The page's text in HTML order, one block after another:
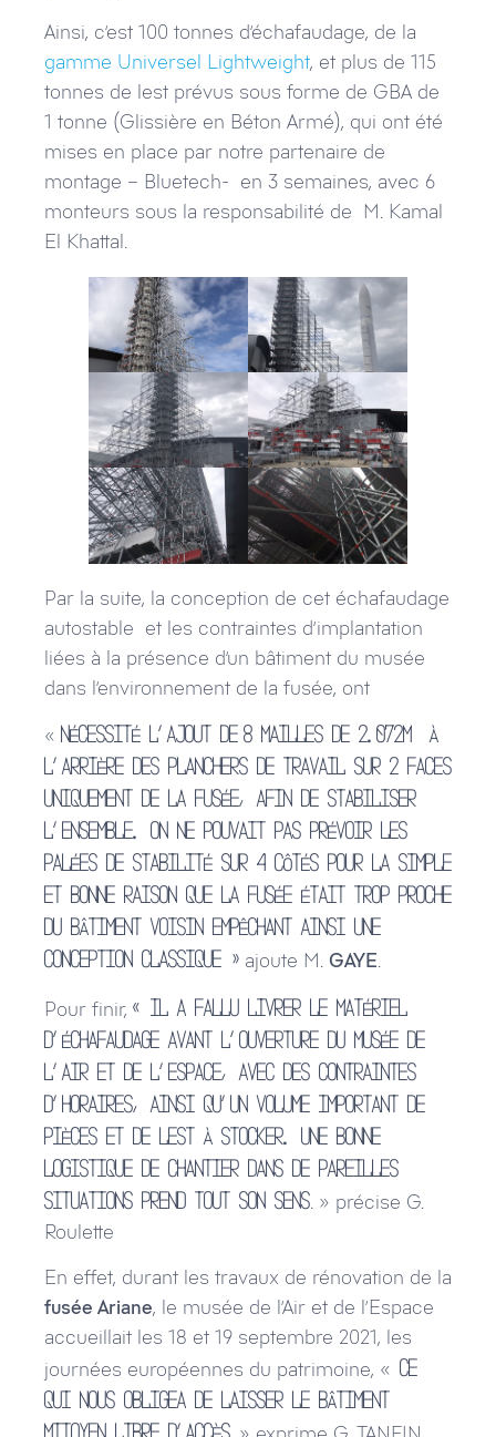
Ainsi, c’est 100 tonnes d’échafaudage, de la
gamme Universel Lightweight, et plus de 115
tonnes de lest prévus sous forme de GBA de
1 tonne (Glissière en Béton Armé), qui ont été
mises en place par notre partenaire de
montage – Bluetech- en 3 semaines, avec 6
monteurs sous la responsabilité de M. Kamal
El Khattal.
Par la suite, la conception de cet échafaudage
autostable et les contraintes d’implantation
liées à la présence d’un bâtiment du musée
dans l’environnement de la fusée, ont
« nécessité l’ajout de 8 mailles de 2.072m à
l’arrière des planchers de travail sur 2 faces
uniquement de la fusée, afin de stabiliser
l’ensemble. On ne pouvait pas prévoir les
palées de stabilité sur 4 côtés pour la simple
et bonne raison que la fusée était trop proche
du bâtiment voisin empêchant ainsi une
conception classique » ajoute M. GAYE.
Pour finir, « il a fallu livrer le matériel
d’échafaudage avant l’ouverture du musée de
l’Air et de l’Espace, avec des contraintes
d’horaires, ainsi qu’un volume important de
pièces et de lest à stocker. Une bonne
logistique de chantier dans de pareilles
situations prend tout son sens. » précise G.
Roulette
En effet, durant les travaux de rénovation de la
fusée Ariane, le musée de l’Air et de l’Espace
accueillait les 18 et 19 septembre 2021, les
journées européennes du patrimoine, « ce
qui nous obligea de laisser le bâtiment
mitoyen libre d’accès